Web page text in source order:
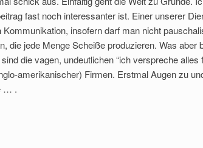
fast noch interessanter ist. Einer unserer
insofern darf man nicht
die jede Menge Scheiße produzieren. Was aber
die vagen, undeutlichen “ich verspreche alles
amerikanischer) Firmen. Erstmal Augen zu
… .